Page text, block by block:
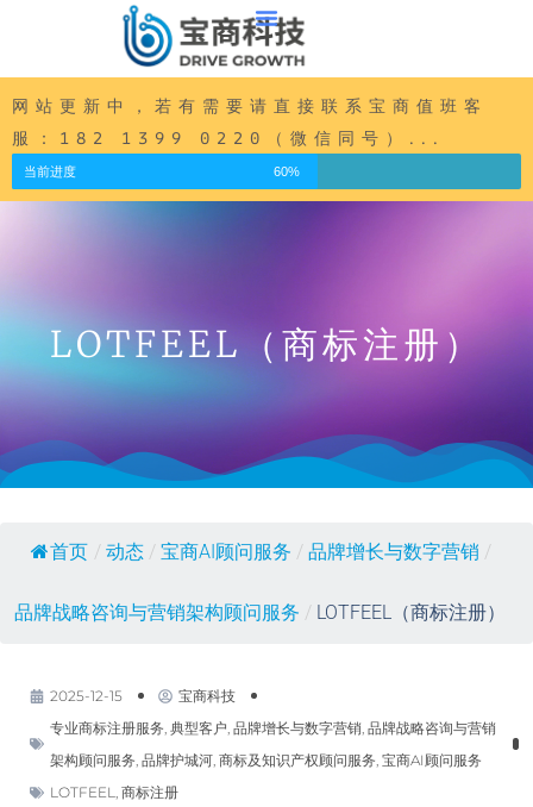
至
正
文
网站更新中，若有需要请直接联系宝商值班客
服：182 1399 0220（微信同号）...
当前进度 60%
LOTFEEL（商标注册）
首页 / 动态 / 宝商AI顾问服务 / 品牌增长与数字营销 /
品牌战略咨询与营销架构顾问服务 / LOTFEEL（商标注册）
2025-12-15
宝商科技
专业商标注册服务, 典型客户, 品牌增长与数字营销, 品牌战略咨询与营销
架构顾问服务, 品牌护城河, 商标及知识产权顾问服务, 宝商AI顾问服务
LOTFEEL, 商标注册